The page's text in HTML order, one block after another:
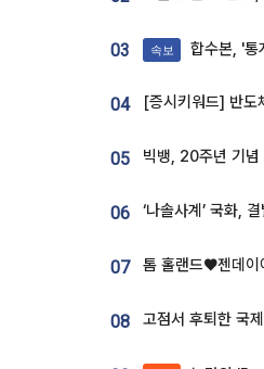
03 속보 합수본, '통계 조작'
04
05
06
07
08 고점서 후퇴한 국